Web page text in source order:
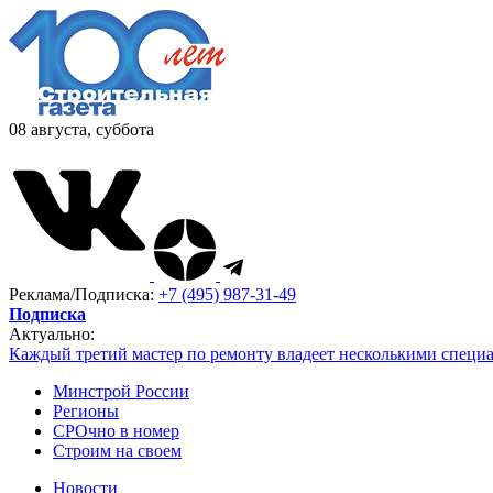
08 августа, суббота
Реклама/Подписка: +7 (495) 987-31-49
Подписка
Актуально:
Каждый третий мастер по ремонту владеет несколькими
Минстрой России
Регионы
СРОчно в номер
Строим на своем
Новости